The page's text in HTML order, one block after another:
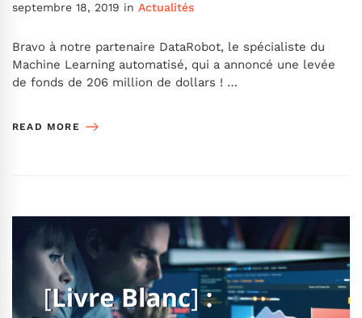
septembre 18, 2019 in Actualités
Bravo à notre partenaire DataRobot, le spécialiste du
Machine Learning automatisé, qui a annoncé une levée
de fonds de 206 million de dollars ! …
READ MORE